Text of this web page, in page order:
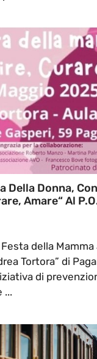
Della Donna, Con
Amare“ Al
della
Tortora” di
di
...